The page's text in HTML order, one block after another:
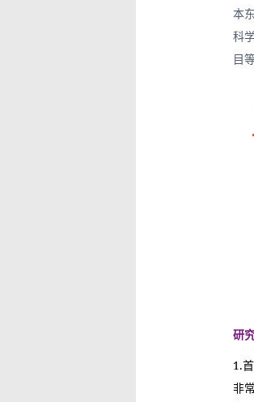
本
科
目
研
1.
非